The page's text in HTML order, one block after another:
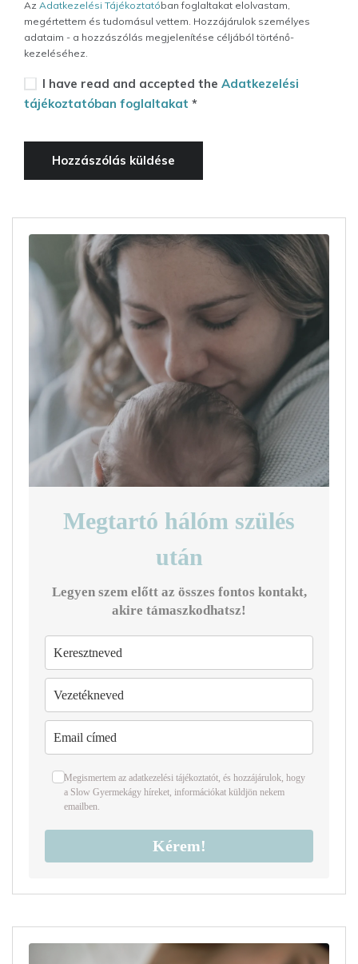
Az Adatkezelési Tájékoztatóban foglaltakat elolvastam,
megértettem és tudomásul vettem. Hozzájárulok személyes
adataim - a hozzászólás megjelenítése céljából történő-
kezeléséhez.
I have read and accepted the Adatkezelési
tájékoztatóban foglaltakat *
Megtartó hálóm szülés
után
Legyen szem előtt az összes fontos kontakt,
akire támaszkodhatsz!
Megismertem az adatkezelési tájékoztatót és hozzájárulok, hogy
a Slow Gyermekágy híreket, információkat küldjön nekem
emailben.
Kérem!